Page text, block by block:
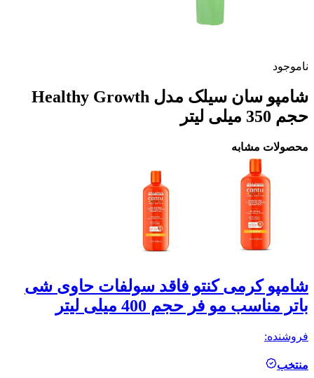
ناموجود
شامپو سان سیلک مدل Healthy Growth
حجم 350 میلی لیتر
محصولات مشابه
شامپو کرمی کنتو فاقد سولفات حاوی شی
باتر مناسب مو فر حجم 400 میلی لیتر
فروشنده:
منتخب